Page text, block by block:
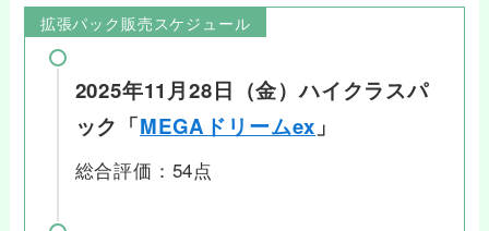
拡張パック販売スケジュール
2025年11月28日（金）ハイクラスパ
ック「MEGAドリームex 」
総合評価：54点